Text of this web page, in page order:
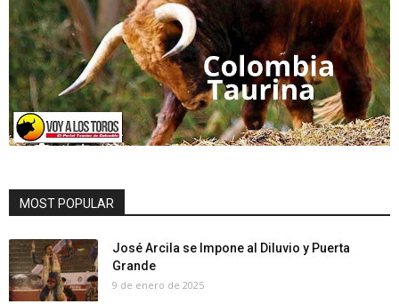
MOST POPULAR
José Arcila se Impone al Diluvio y Puerta
Grande
9 de enero de 2025